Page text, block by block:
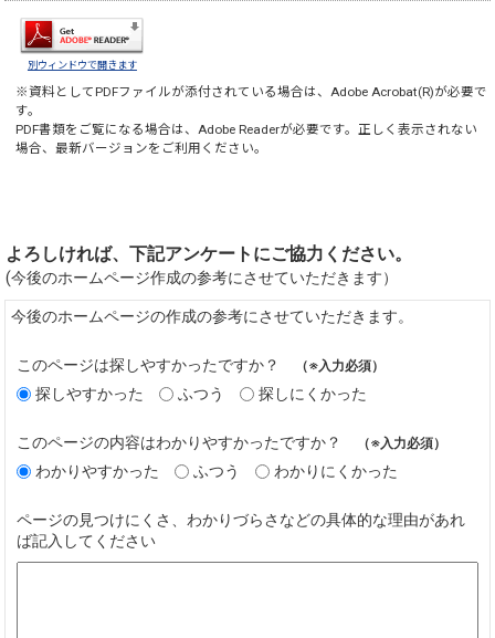
別ウィンドウで開きます
※資料としてPDFファイルが添付されている場合は、Adobe Acrobat(R)が必要で
す。
PDF書類をご覧になる場合は、Adobe Readerが必要です。正しく表示されない
場合、最新バージョンをご利用ください。